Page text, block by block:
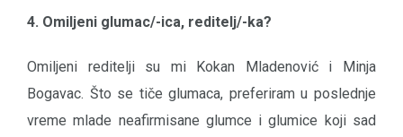
4. Omiljeni glumac/-ica, reditelj/-ka?
Omiljeni reditelji su mi Kokan Mladenović i Minja
Bogavac. Što se tiče glumaca, preferiram u poslednje
vreme mlade neafirmisane glumce i glumice koji sad